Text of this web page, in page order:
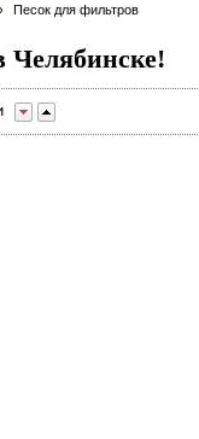
› Песок для фильтров
Челябинске!